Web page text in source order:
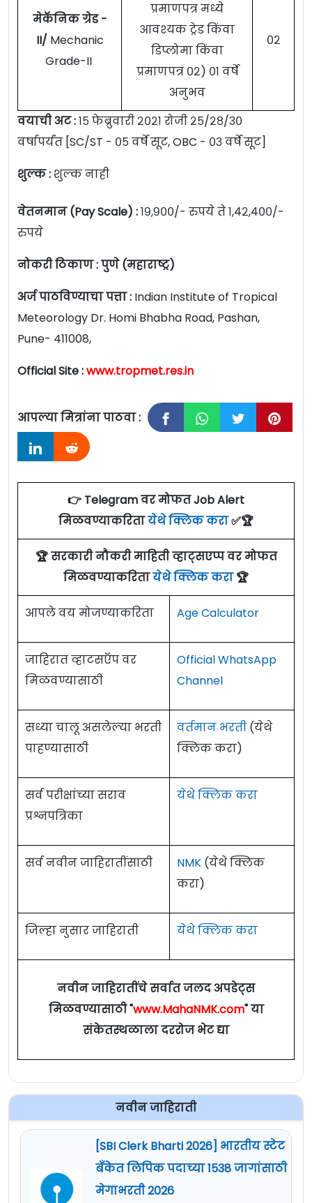
मेकॅनिक ग्रेड -
II/ Mechanic
Grade-II
प्रमाणपत्र मध्ये
आवश्यक ट्रेड किंवा
डिप्लोमा किंवा
प्रमाणपत्र ०२) ०१ वर्षे
अनुभव
०२
वयाची अट :१५ फेब्रुवारी २०२१ रोजी २५/२८/३०
वर्षापर्यंत [SC/ST - ०५ वर्षे सूट, OBC - ०३ वर्षे सूट]
शुल्क : शुल्क नाही
वेतनमान (Pay Scale) :१९,९००/- रुपये ते १,४२,४००/-
रुपये
नोकरी ठिकाण : पुणे (महाराष्ट्र)
अर्ज पाठविण्याचा पत्ता : Indian Institute of Tropical
Meteorology Dr. Homi Bhabha Road, Pashan,
Pune- 411008,
Official Site :www.tropmet.res.in
आपल्या मित्रांना पाठवा :
👉 Telegram वर मोफत Job Alert
मिळवण्याकरितायेथे क्लिक करा✅🏆
🏆 सरकारी नौकरी माहिती व्हाट्सएप्प वर मोफत
मिळवण्याकरितायेथे क्लिक करा🏆
आपले वय मोजण्याकरिता Age Calculator
जाहिरात व्हाटसऍप वर
मिळवण्यासाठी
Official WhatsApp
Channel
सध्या चालू असलेल्या भरती
पाहण्यासाठी
वर्तमान भरती (येथे
क्लिक करा)
सर्व परीक्षांच्या सराव
प्रश्नपत्रिका
येथे क्लिक करा
सर्व नवीन जाहिरातींसाठी NMK (येथे क्लिक
करा)
जिल्हा नुसार जाहिराती येथे क्लिक करा
नवीन जाहिरातींचे सर्वात जलद अपडेट्स
मिळवण्यासाठी "www.MahaNMK.com" या
संकेतस्थळाला दररोज भेट द्या
नवीन जाहिराती
[SBI Clerk Bharti 2026] भारतीय स्टेट
बँकेत लिपिक पदाच्या 1538 जागांसाठी
मेगाभरती 2026